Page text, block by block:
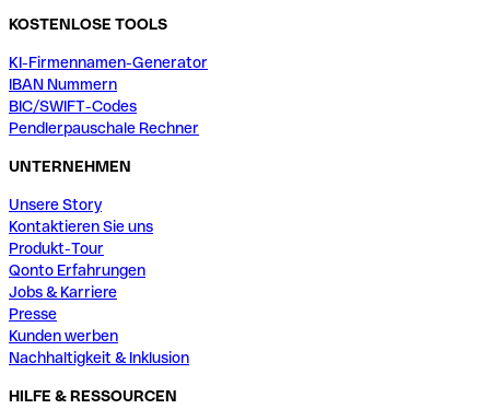
KOSTENLOSE TOOLS
KI-Firmennamen-Generator
IBAN Nummern
BIC/SWIFT-Codes
Pendlerpauschale Rechner
UNTERNEHMEN
Unsere Story
Kontaktieren Sie uns
Produkt-Tour
Qonto Erfahrungen
Jobs & Karriere
Presse
Kunden werben
Nachhaltigkeit & Inklusion
HILFE & RESSOURCEN